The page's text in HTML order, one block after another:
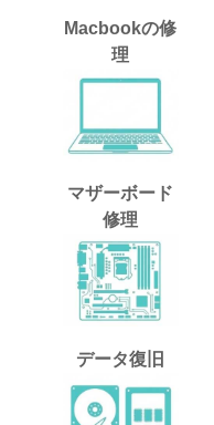
Macbookの修
理
マザーボード
修理
データ復旧